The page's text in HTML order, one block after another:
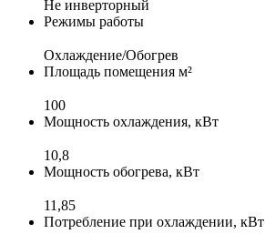
Не инверторный
Режимы работы
Охлаждение/Обогрев
Площадь помещения м²
100
Мощность охлаждения, кВт
10,8
Мощность обогрева, кВт
11,85
Потребление при охлаждении, кВт